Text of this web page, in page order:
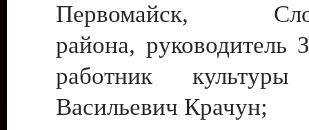
Первомайск,
района, руководитель
работник культуры
Васильевич Крачун;